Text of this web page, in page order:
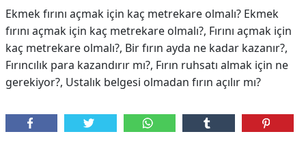
Ekmek fırını açmak için kaç metrekare olmalı? Ekmek
fırını açmak için kaç metrekare olmalı?, Fırını açmak için
kaç metrekare olmalı?, Bir fırın ayda ne kadar kazanır?,
Fırıncılık para kazandırır mı?, Fırın ruhsatı almak için ne
gerekiyor?, Ustalık belgesi olmadan fırın açılır mı?